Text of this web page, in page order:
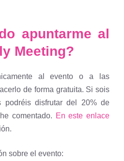
apuntarme al
Meeting?
al evento o a las
de forma gratuita. Si sois
podréis disfrutar del 20% de
comentado. En este enlace
sobre el evento: